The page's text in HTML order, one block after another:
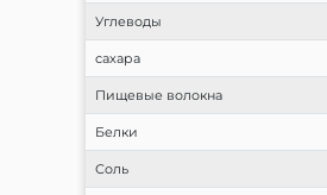
Углеводы
сахара
Пищевые волокна
Белки
Соль